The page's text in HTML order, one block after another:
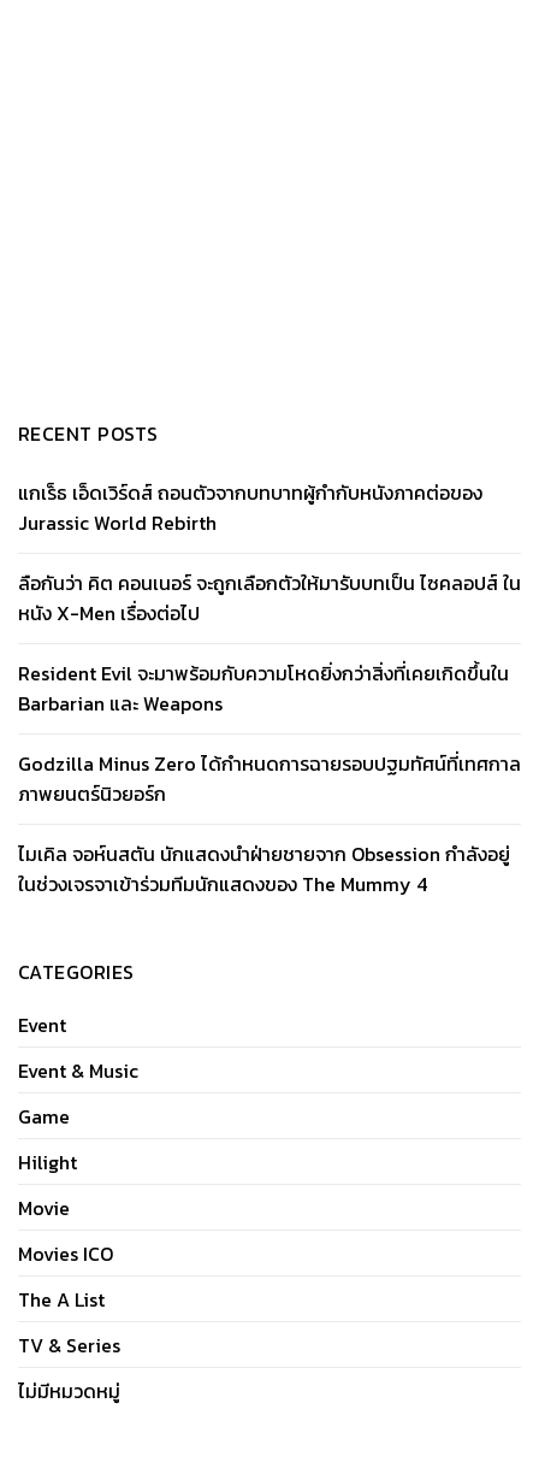
RECENT POSTS
แกเร็ธ เอ็ดเวิร์ดส์ ถอนตัวจากบทบาทผู้กำกับหนังภาคต่อของ
Jurassic World Rebirth
ลือกันว่า คิต คอนเนอร์ จะถูกเลือกตัวให้มารับบทเป็น ไซคลอปส์ ใน
หนัง X-Men เรื่องต่อไป
Resident Evil จะมาพร้อมกับความโหดยิ่งกว่าสิ่งที่เคยเกิดขึ้นใน
Barbarian และ Weapons
Godzilla Minus Zero ได้กำหนดการฉายรอบปฐมทัศน์ที่เทศกาล
ภาพยนตร์นิวยอร์ก
ไมเคิล จอห์นสตัน นักแสดงนำฝ่ายชายจาก Obsession กำลังอยู่
ในช่วงเจรจาเข้าร่วมทีมนักแสดงของ The Mummy 4
CATEGORIES
Event
Event & Music
Game
Hilight
Movie
Movies ICO
The A List
TV & Series
ไม่มีหมวดหมู่